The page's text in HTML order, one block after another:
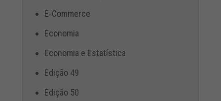
E-Commerce
Economia
Economia e Estatística
Edição 49
Edição 50